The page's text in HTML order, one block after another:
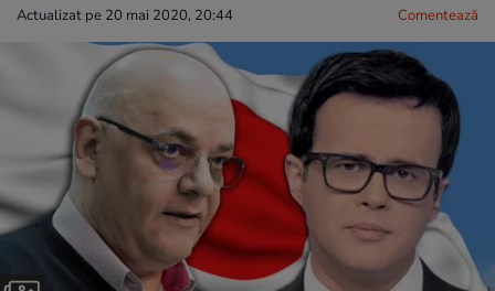
Actualizat pe 20 mai 2020, 20:44 Comentează